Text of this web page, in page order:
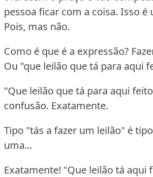
pessoa ficar com a coisa. Isso é
Pois, mas não.
Como é que é a expressão?
Ou "que leilão que tá para aqui
"Que leilão que tá para aqui
confusão. Exatamente.
Tipo "tás a fazer um leilão" é
uma...
Exatamente! "Que leilão tá aqui